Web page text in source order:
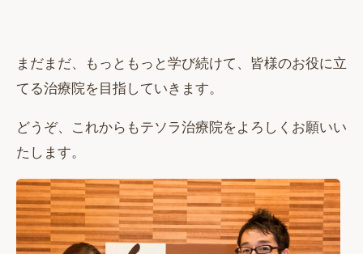
まだまだ、もっともっと学び続けて、皆様のお役に立
てる治療院を目指していきます。
どうぞ、これからもテソラ治療院をよろしくお願いい
たします。